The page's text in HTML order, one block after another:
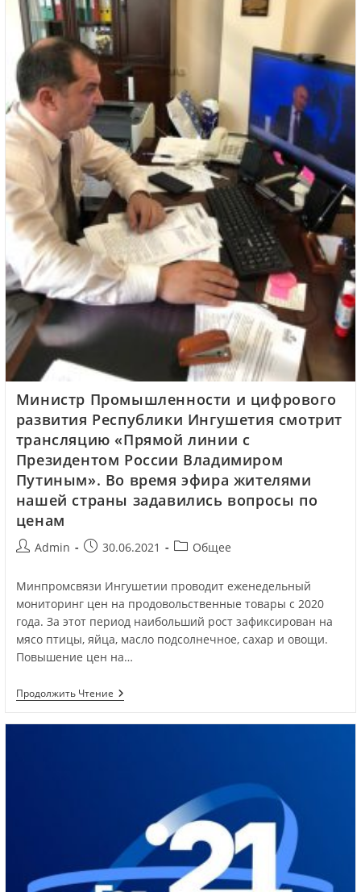
Министр Промышленности и цифрового
развития Республики Ингушетия смотрит
трансляцию «Прямой линии с
Президентом России Владимиром
Путиным». Во время эфира жителями
нашей страны задавились вопросы по
ценам
Admin 30.06.2021 Общее
Минпромсвязи Ингушетии проводит еженедельный
мониторинг цен на продовольственные товары с 2020
года. За этот период наибольший рост зафиксирован на
мясо птицы, яйца, масло подсолнечное, сахар и овощи.
Повышение цен на…
Продолжить Чтение